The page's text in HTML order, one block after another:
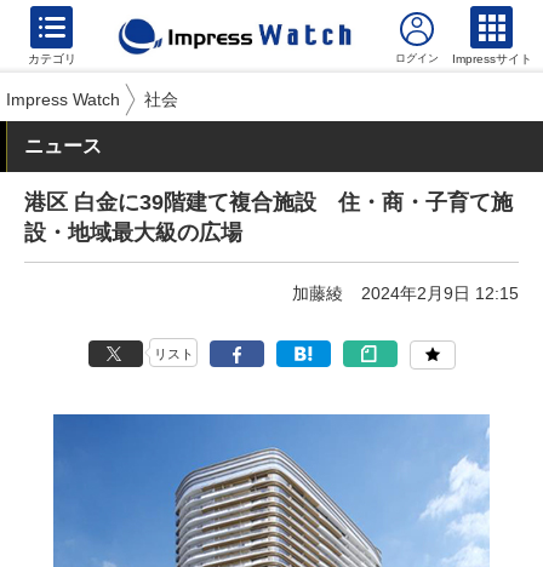
カテゴリ Impressサイト
Impress Watch 社会
ニュース
港区 白金に39階建て複合施設 住・商・子育て施
設・地域最大級の広場
加藤綾 2024年2月9日 12:15
リスト